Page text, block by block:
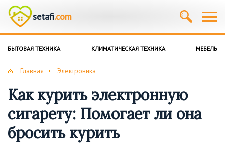
setafi.com
БЫТОВАЯ ТЕХНИКА КЛИМАТИЧЕСКАЯ ТЕХНИКА МЕБЕЛЬ
Главная Электроника
Как курить электронную
сигарету: Помогает ли она
бросить курить